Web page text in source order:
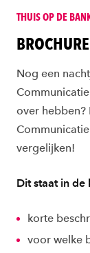
THUIS OP DE
Nog een
over
vergelijken!
Dit staat in de
korte
voor welke